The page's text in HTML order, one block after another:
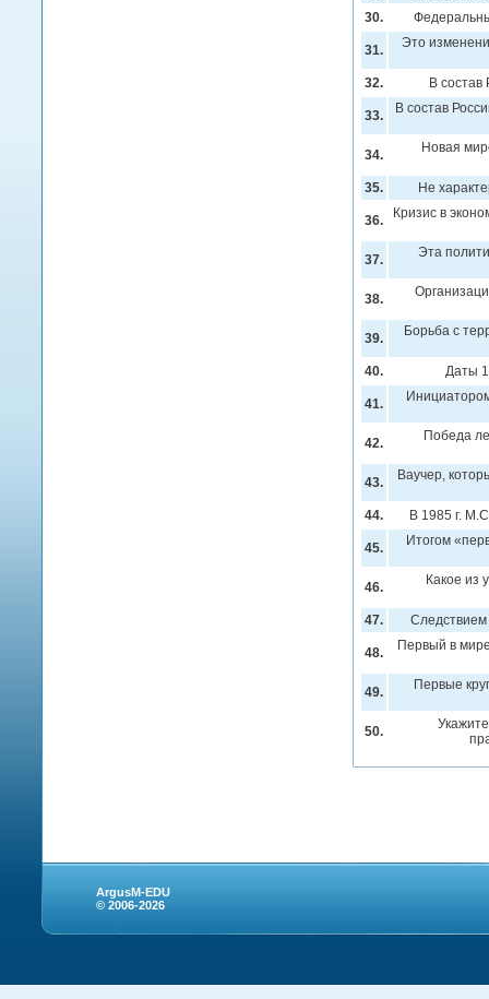
30.
31. Это
32. В
33. В состав
34. Новая
35. Не
36. Кризис в
37. Эта
38.
39. Борьба с
40. Даты
41.
42. Победа
43. Ваучер,
44. В 1985 г.
45. Итогом
46. Какое из
47. Следствием
48. Первый в
49. Первые
50.
ArgusM-EDU
© 2006-2026